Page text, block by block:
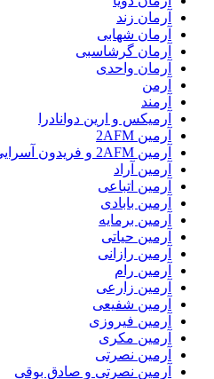
آرمان زند
آرمان شهابی
آرمان گرشاسبی
آرمان واحدی
آرمن
آرمند
آرمیکس و ارین دوانادرا
آرمین 2AFM
آرمین 2AFM و فریدون آسرایی
آرمین آراد
آرمین اتباعی
آرمین بابادی
آرمین برمایه
آرمین حیاتی
آرمین رازانی
آرمین رام
آرمین زارعی
آرمین شفیعی
آرمین فیروزی
آرمین مکری
آرمین نصرتی
آرمین نصرتی و صادق بوقی